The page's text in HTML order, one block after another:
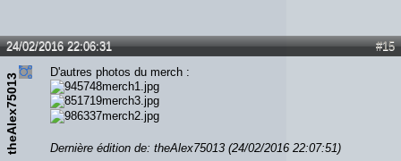
#15
24/02/2016 22:06:31
theAlex75013
D'autres photos du merch :
Dernière édition de: theAlex75013 (24/02/2016 22:07:51)